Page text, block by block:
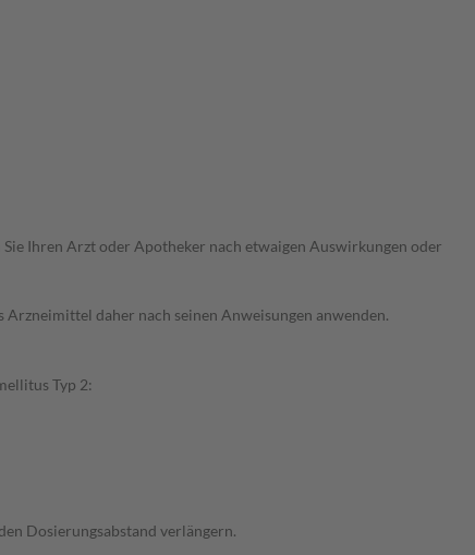
Ihren Arzt oder Apotheker nach etwaigen Auswirkungen oder
daher nach seinen Anweisungen anwenden.
Typ 2:
Dosierungsabstand verlängern.